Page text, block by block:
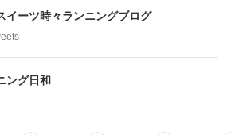
イーツ時々ランニングブログ
ング日和